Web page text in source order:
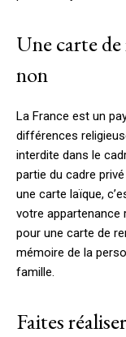
Une carte
non
La France est un
différences
interdite dans le
partie du cadre
une carte laïque,
votre appartenance
pour une carte de
mémoire de la
famille.
Faites